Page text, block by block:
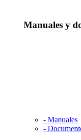
Manuales y
- Manuales
-